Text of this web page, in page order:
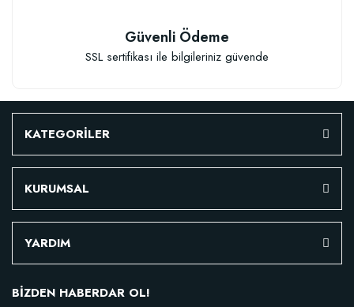
Güvenli Ödeme
SSL sertifikası ile bilgileriniz güvende
KATEGORİLER
KURUMSAL
YARDIM
BİZDEN HABERDAR OL!